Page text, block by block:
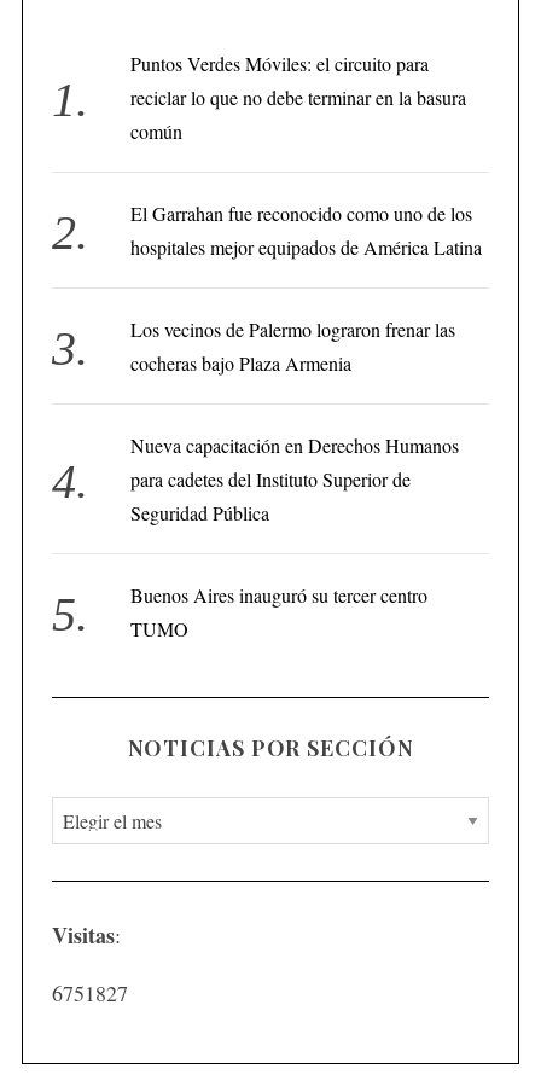
Puntos Verdes Móviles: el circuito para
reciclar lo que no debe terminar en la basura
común
El Garrahan fue reconocido como uno de los
hospitales mejor equipados de América Latina
Los vecinos de Palermo lograron frenar las
cocheras bajo Plaza Armenia
Nueva capacitación en Derechos Humanos
para cadetes del Instituto Superior de
Seguridad Pública
Buenos Aires inauguró su tercer centro
TUMO
NOTICIAS POR SECCIÓN
N
o
t
c
i
Visitas:
6751827